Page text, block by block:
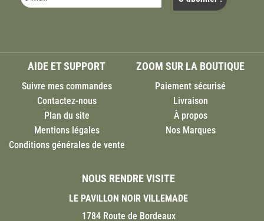
AIDE ET SUPPORT
Suivre mes commandes
Contactez-nous
Plan du site
Mentions légales
Conditions générales de vente
ZOOM SUR LA BOUTIQUE
Paiement sécurisé
Livraison
À propos
Nos Marques
NOUS RENDRE VISITE
LE PAVILLON NOIR VILLEMADE
1784 Route de Bordeaux